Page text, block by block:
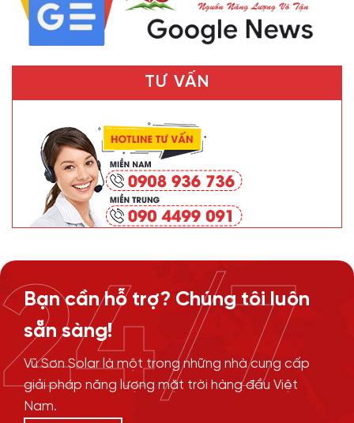
TƯ VẤN
Bạn cần hỗ trợ? Chúng tôi luôn
sẵn sàng!
Vũ Sơn Solar là một trong những nhà cung cấp
giải pháp năng lượng mặt trời hàng đầu Việt
Nam.
24/7